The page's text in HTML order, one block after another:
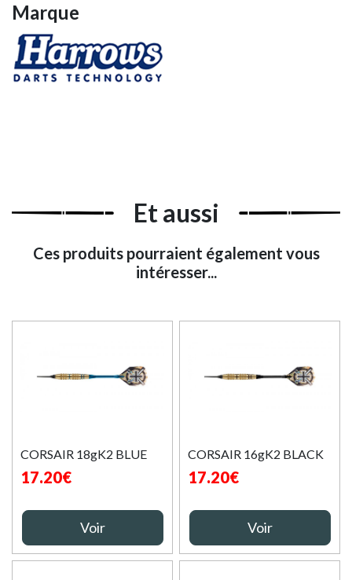
Marque
Et aussi
Ces produits pourraient également vous
intéresser...
CORSAIR 18gK2 BLUE
17.20€
Voir
CORSAIR 16gK2 BLACK
17.20€
Voir